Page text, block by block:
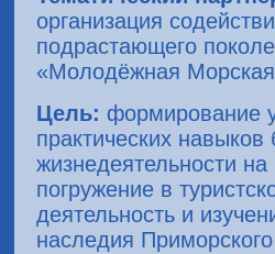
организация
подрастающего
«Молодёжная Морская
Цель: формирование
практических навыков
жизнедеятельности
погружение в
деятельность и
наследия